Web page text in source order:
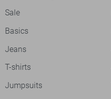
Sale
Basics
Jeans
T-shirts
Jumpsuits